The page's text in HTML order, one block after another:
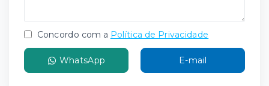
Concordo com a Política de Privacidade
WhatsApp E-mail